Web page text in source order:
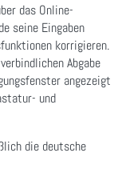
das Online-
seine Eingaben
korrigieren.
Abgabe
angezeigt
und
die deutsche